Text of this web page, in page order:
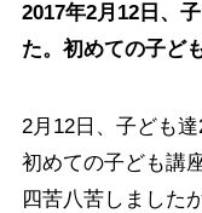
2017年2月12日、
た。初めての子ど
2月12日、子ども
初めての子ども講
四苦八苦しました